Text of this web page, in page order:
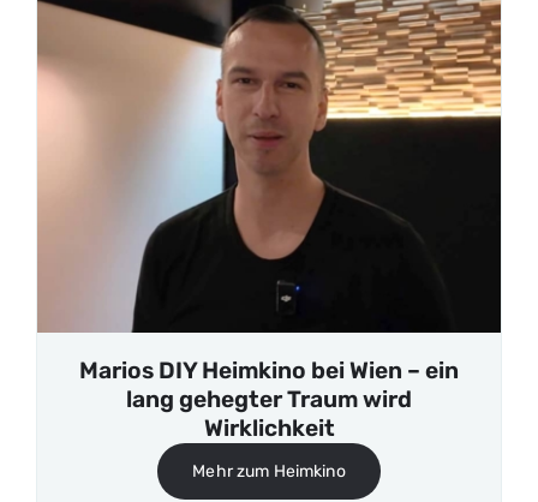
Marios DIY Heimkino bei Wien – ein
lang gehegter Traum wird
Wirklichkeit
Mehr zum Heimkino